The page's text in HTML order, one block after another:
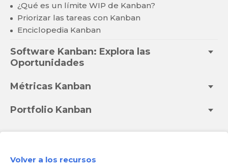
¿Qué es un límite WIP de Kanban?
Priorizar las tareas con Kanban
Enciclopedia Kanban
Software Kanban: Explora las
Oportunidades
Métricas Kanban
Portfolio Kanban
Volver a los recursos